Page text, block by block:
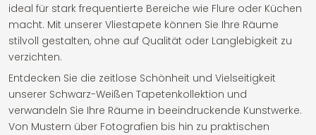
ideal für stark frequentierte Bereiche wie Flure oder Küchen
macht. Mit unserer Vliestapete können Sie Ihre Räume
stilvoll gestalten, ohne auf Qualität oder Langlebigkeit zu
verzichten.
Entdecken Sie die zeitlose Schönheit und Vielseitigkeit
unserer Schwarz-Weißen Tapetenkollektion und
verwandeln Sie Ihre Räume in beeindruckende Kunstwerke.
Von Mustern über Fotografien bis hin zu praktischen